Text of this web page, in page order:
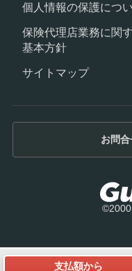
支払額から
お問合
個人情報の保護につ
保険代理店業務に関
基本方針
サイトマップ